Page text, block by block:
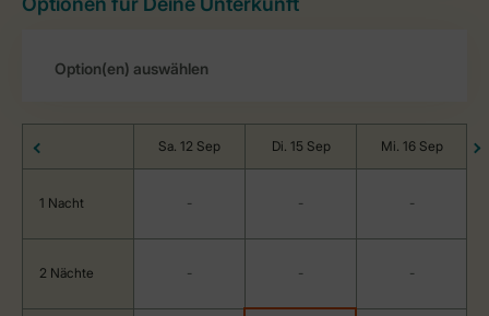
Sa. 12 Sep Di. 15 Sep Mi. 16 Sep
1 Nacht - - -
2 Nächte - - -